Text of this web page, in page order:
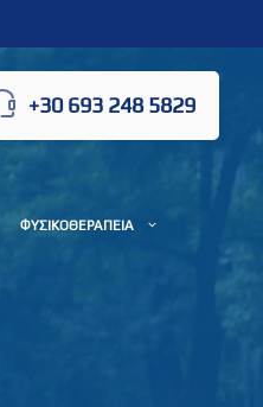
+30 693 248 5829
ΦΥΣΙΚΟΘΕΡΑΠΕΙΑ